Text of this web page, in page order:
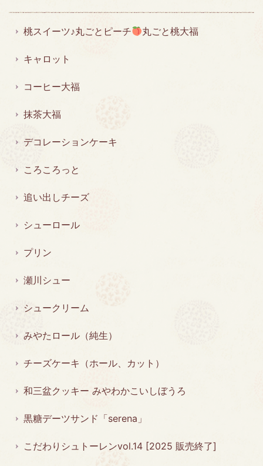
桃スイーツ♪丸ごとピーチ 丸ごと桃大福
キャロット
コーヒー大福
抹茶大福
デコレーションケーキ
ころころっと
追い出しチーズ
シューロール
プリン
瀬川シュー
シュークリーム
みやたロール（純生）
チーズケーキ（ホール、カット）
和三盆クッキー みやわかこいしぼうろ
黒糖デーツサンド「serena」
こだわりシュトーレンvol.14 [2025 販売終了]